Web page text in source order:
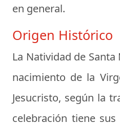
en general.
Origen Histórico
La Natividad de
nacimiento de la
Jesucristo, según la
celebración tiene